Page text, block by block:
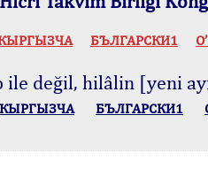
БЪЛГАРСКИ1
değil, hilâlin [yeni
КЫPГЫЗЧA БЪЛГАРСКИ1